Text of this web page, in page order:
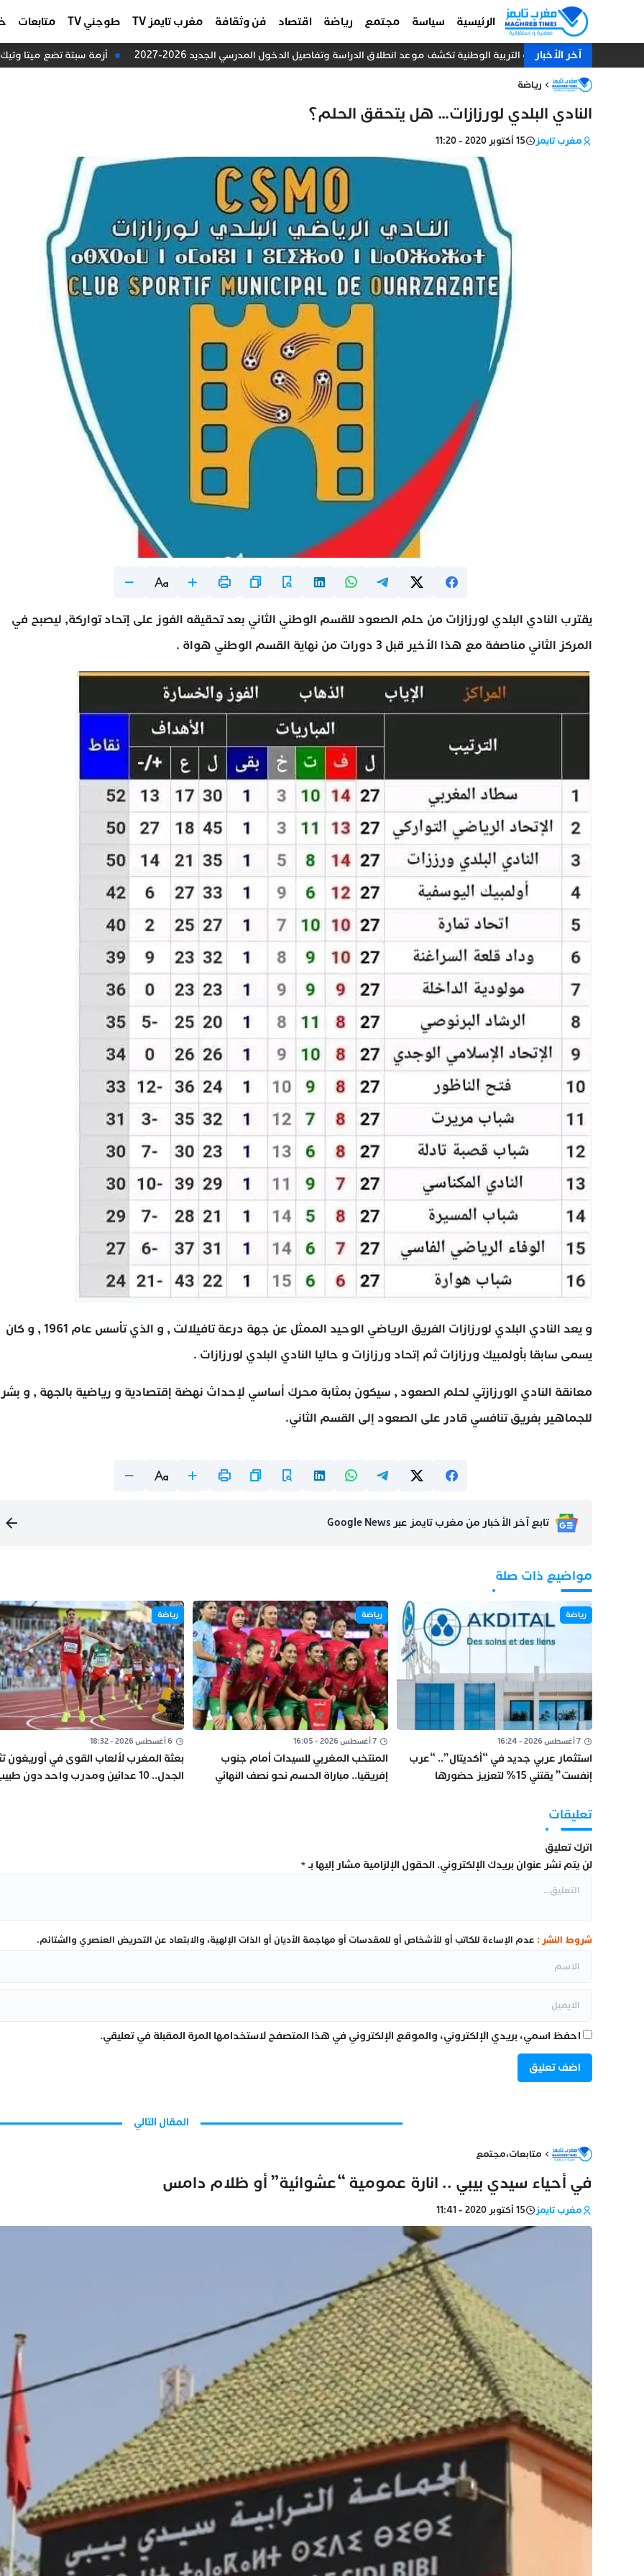
الرئيسية سياسة مجتمع رياضة اقتصاد فن وثقافة مغرب تايمز TV طوجني TV متابعات
آخر الأخباروزارة التربية الوطنية تكشف موعد انطلاق الدراسة وتفاصيل الدخول المدرسي الجديد 2026-2027 أزمة سبتة تضع ميتا وتيك
رياضة
النادي البلدي لورزازات… هل يتحقق الحلم؟
مغرب تايمز 15 أكتوبر 2020 - 11:20
يقترب النادي البلدي لورزازات من حلم الصعود للقسم الوطني الثاني بعد تحقيقه الفوز على إتحاد تواركة, ليصبح في
المركز الثاني مناصفة مع هذا الأخير قبل 3 دورات من نهاية القسم الوطني هواة .
و يعد النادي البلدي لورزازات الفريق الرياضي الوحيد الممثل عن جهة درعة تافيلالت , و الذي تأسس عام 1961 , و كان
يسمى سابقا بأولمبيك ورزازات ثم إتحاد ورزازات و حاليا النادي البلدي لورزازات .
معانقة النادي الورزازتي لحلم الصعود , سيكون بمثابة محرك أساسي لإحداث نهضة إقتصادية و رياضية بالجهة , و
للجماهير بفريق تنافسي قادر على الصعود إلى القسم الثاني.
تابع آخر الأخبار من مغرب تايمز عبر Google News
مواضيع ذات صلة
رياضة
7 أغسطس 2026 - 16:24
استثمار عربي جديد في “أكديتال”.. “عرب
إنفست” يقتني 15% لتعزيز حضورها
رياضة
7 أغسطس 2026 - 16:05
المنتخب المغربي للسيدات أمام جنوب
إفريقيا.. مباراة الحسم نحو نصف النهائي
رياضة
6 أغسطس 2026 - 18:32
بعثة المغرب لألعاب القوى في أوريغون
الجدل.. 10 عدائين ومدرب واحد دون
تعليقات
اترك تعليق
لن يتم نشر عنوان بريدك الإلكتروني. الحقول الإلزامية مشار إليها بـ*
شروط النشر : عدم الإساءة للكاتب أو للأشخاص أو للمقدسات أو مهاجمة الأديان أو الذات الإلهية، والابتعاد عن التحريض العنصري والشتائم.
احفظ اسمي، بريدي الإلكتروني، والموقع الإلكتروني في هذا المتصفح لاستخدامها المرة المقبلة في تعليقي.
المقال التالي
متابعات،مجتمع
في أحياء سيدي بيبي .. انارة عمومية “عشوائية” أو ظلام دامس
مغرب تايمز 15 أكتوبر 2020 - 11:41